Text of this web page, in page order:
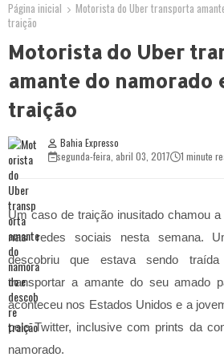
Página inicial
Motorista do Uber transporta
traição
Motorista do Uber
amante do namorado
traição
Bahia Expresso
segunda-feira, abril 03, 2017
1 minute
Um caso de traição inusitado chamou
nas redes sociais nesta semana.
descobriu que estava sendo
transportar a amante do seu amado
aconteceu nos Estados Unidos e a
pelo Twitter, inclusive com prints da
namorado.